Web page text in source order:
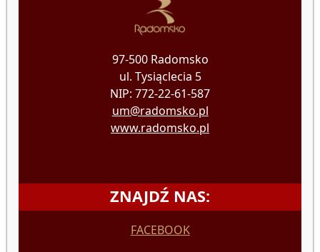
97-500 Radomsko
ul. Tysiąclecia 5
NIP: 772-22-61-587
um@radomsko.pl
www.radomsko.pl
ZNAJDŹ NAS:
FACEBOOK